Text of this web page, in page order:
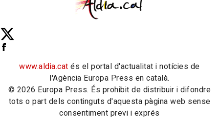
www.aldia.cat és el portal d'actualitat i notícies de
l'Agència Europa Press en català.
© 2026 Europa Press. És prohibit de distribuir i difondre
tots o part dels continguts d'aquesta pàgina web sense
consentiment previ i exprés